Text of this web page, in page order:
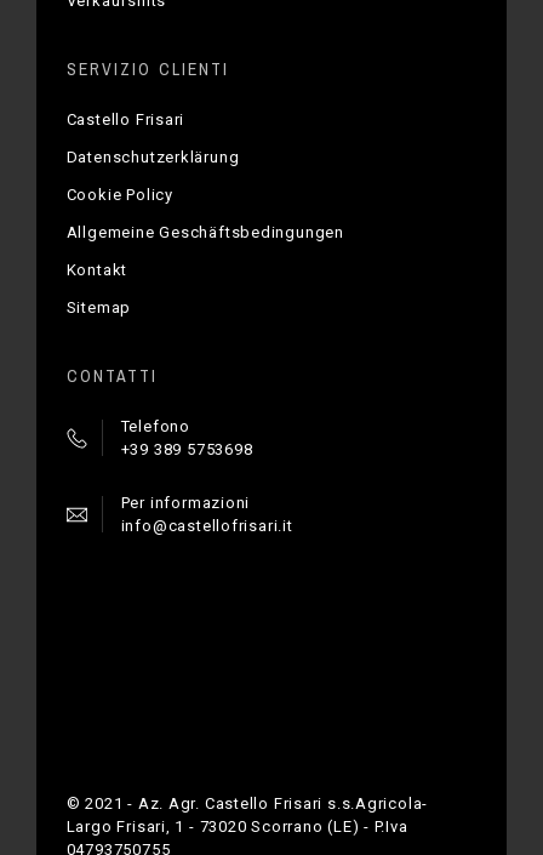
SERVIZIO CLIENTI
Castello Frisari
Datenschutzerklärung
Cookie Policy
Allgemeine Geschäftsbedingungen
Kontakt
Sitemap
CONTATTI
Telefono
+39 389 5753698
Per informazioni
info@castellofrisari.it
© 2021 - Az. Agr. Castello Frisari s.s.Agricola-
Largo Frisari, 1 - 73020 Scorrano (LE) - P.Iva
04793750755